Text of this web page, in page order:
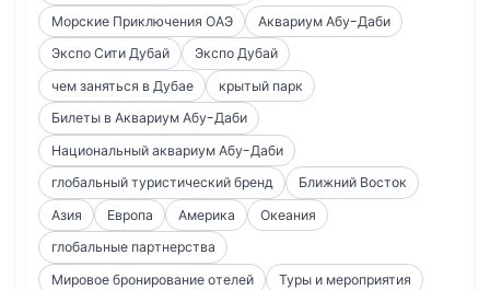
Морские Приключения ОАЭ
Аквариум Абу-Даби
Экспо Сити Дубай
Экспо Дубай
чем заняться в Дубае
крытый парк
Билеты в Аквариум Абу-Даби
Национальный аквариум Абу-Даби
глобальный туристический бренд
Ближний Восток
Азия
Европа Америка
Океания
глобальные партнерства
Мировое бронирование отелей
Туры и мероприятия